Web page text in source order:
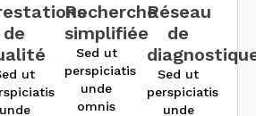
de
ut
unde
Recherche
simplifiée
Sed ut
perspiciatis
unde
omnis
Réseau
de
Sed ut
perspiciatis
unde